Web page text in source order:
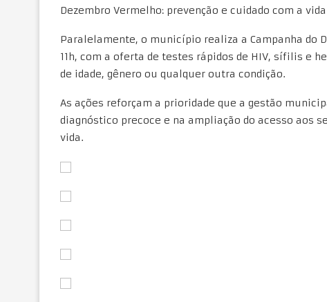
Dezembro Vermelho: prevenção e cuidado com a vida
Paralelamente, o município realiza a Campanha do
11h, com a oferta de testes rápidos de HIV, sífilis e
de idade, gênero ou qualquer outra condição.
As ações reforçam a prioridade que a gestão
diagnóstico precoce e na ampliação do acesso aos
vida.